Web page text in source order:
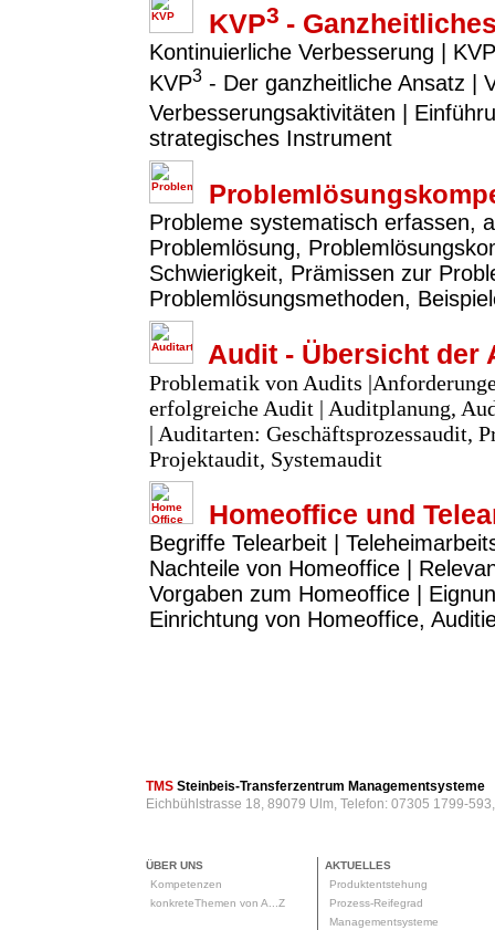
KVP3 -
Kontinuierliche Verbesserung |
KVP3 - Der ganzheitliche Ansatz |
Verbesserungsaktivitäten |
strategisches Instrument
Probleme systematisch erfassen,
Problemlösung,
Schwierigkeit, Prämissen zur
Problemlösungsmethoden,
Audit - Übersicht der
Problematik von Audits
erfolgreiche Audit | Auditplanung,
| Auditarten: Geschäftsprozessaudit,
Projektaudit, Systemaudit
Homeoffice und
Begriffe Telearbeit |
Nachteile von Homeoffice |
Vorgaben zum Homeoffice |
Einrichtung von Homeoffice,
TMS Steinbeis-Transferzentrum Managementsysteme
Eichbühlstrasse 18, 89079 Ulm, Telefon: 07305 1799-
ÜBER UNS
Kompetenzen
konkreteThemen von A...Z
AKTUELLES
Produktentstehung
Prozess-Reifegrad
Managementsysteme